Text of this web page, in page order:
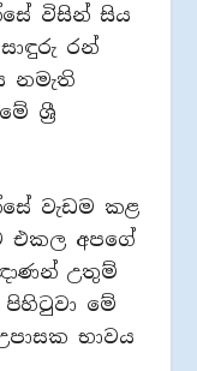
විසින් සිය
රන්
නමැති
ශ්‍රී
වැඩම කළ
එකල අපගේ
උතුම්
මේ
භාවය